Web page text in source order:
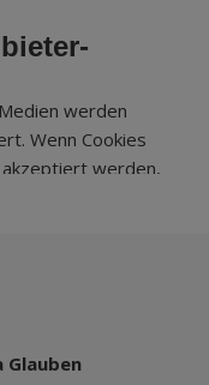
werden
Wenn Cookies
werden,
Glauben